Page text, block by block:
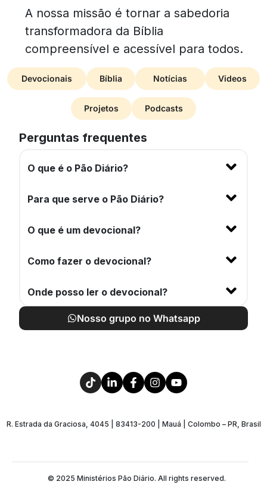
A nossa missão é tornar a sabedoria
transformadora da Bíblia
compreensível e acessível para todos.
Devocionais Bíblia Notícias Videos
Projetos Podcasts
Perguntas frequentes
O que é o Pão Diário?
Para que serve o Pão Diário?
O que é um devocional?
Como fazer o devocional?
Onde posso ler o devocional?
Nosso grupo no Whatsapp
R. Estrada da Graciosa, 4045 | 83413-200 | Mauá | Colombo – PR, Brasil
© 2025 Ministérios Pão Diário. All rights reserved.